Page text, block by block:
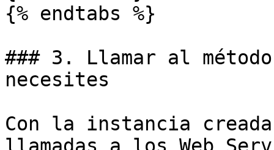
{% endtabs %}
### 3. Llamar al
necesites
Con la instancia